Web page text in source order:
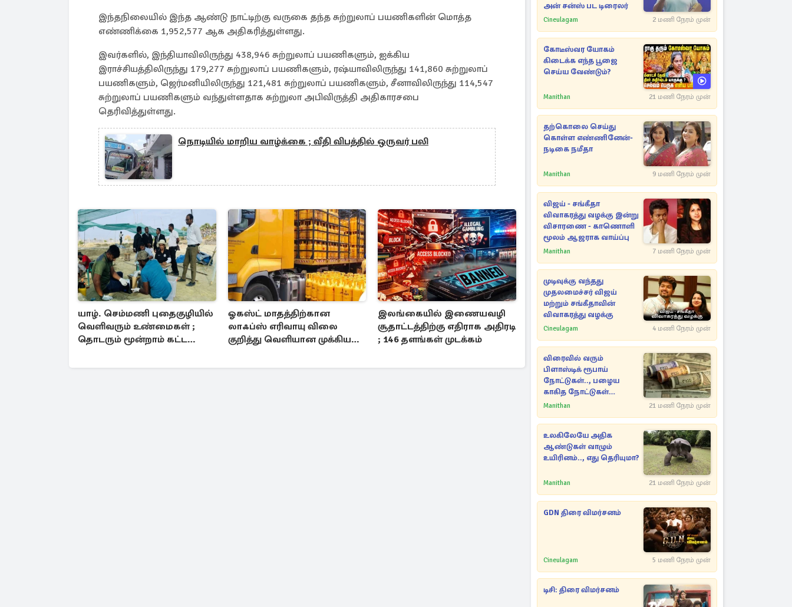
இந்தநிலையில் இந்த ஆண்டு நாட்டிற்கு வருகை தந்த சுற்றுலாப் பயணிகளின் மொத்த
எண்ணிக்கை 1,952,577 ஆக அதிகரித்துள்ளது.
இவர்களில், இந்தியாவிலிருந்து 438,946 சுற்றுலாப் பயணிகளும், ஐக்கிய
இராச்சியத்திலிருந்து 179,277 சுற்றுலாப் பயணிகளும், ரஷ்யாவிலிருந்து 141,860 சுற்றுலாப்
பயணிகளும், ஜெர்மனியிலிருந்து 121,481 சுற்றுலாப் பயணிகளும், சீனாவிலிருந்து 114,547
சுற்றுலாப் பயணிகளும் வந்துள்ளதாக சுற்றுலா அபிவிருத்தி அதிகாரசபை
தெரிவித்துள்ளது.
நொடியில் மாறிய வாழ்க்கை ; வீதி விபத்தில் ஒருவர் பலி
யாழ். செம்மணி புதைகுழியில்
வெளிவரும் உண்மைகள் ;
தொடரும் மூன்றாம் கட்ட
ஓகஸ்ட் மாதத்திற்கான
லாஃப்ஸ் எரிவாயு விலை
குறித்து வெளியான முக்கிய
இலங்கையில் இணையவழி
சூதாட்டத்திற்கு எதிராக அதிரடி
; 146 தளங்கள் முடக்கம்
அன் சன்ஸ் பட டிரைலர்
Cineulagam 2 மணி நேரம் முன்
கோடீஸ்வர யோகம்
கிடைக்க எந்த பூஜை
செய்ய வேண்டும்?
Manithan 21 மணி நேரம் முன்
தற்கொலை செய்து
கொள்ள எண்ணினேன்-
நடிகை நமீதா
Manithan 9 மணி நேரம் முன்
விஜய் - சங்கீதா
விவாகரத்து வழக்கு இன்று
விசாரணை - காணொளி
மூலம் ஆஜராக வாய்ப்பு
Manithan 7 மணி நேரம் முன்
முடிவுக்கு வந்தது
முதலமைச்சர் விஜய்
மற்றும் சங்கீதாவின்
விவாகரத்து வழக்கு
Cineulagam 4 மணி நேரம் முன்
விரைவில் வரும்
பிளாஸ்டிக் ரூபாய்
நோட்டுகள்.., பழைய
காகித நோட்டுகள்
செல்லுமா?
Manithan 21 மணி நேரம் முன்
உலகிலேயே அதிக
ஆண்டுகள் வாழும்
உயிரினம்.., எது தெரியுமா?
Manithan 21 மணி நேரம் முன்
GDN திரை விமர்சனம்
Cineulagam 5 மணி நேரம் முன்
டிசி: திரை விமர்சனம்